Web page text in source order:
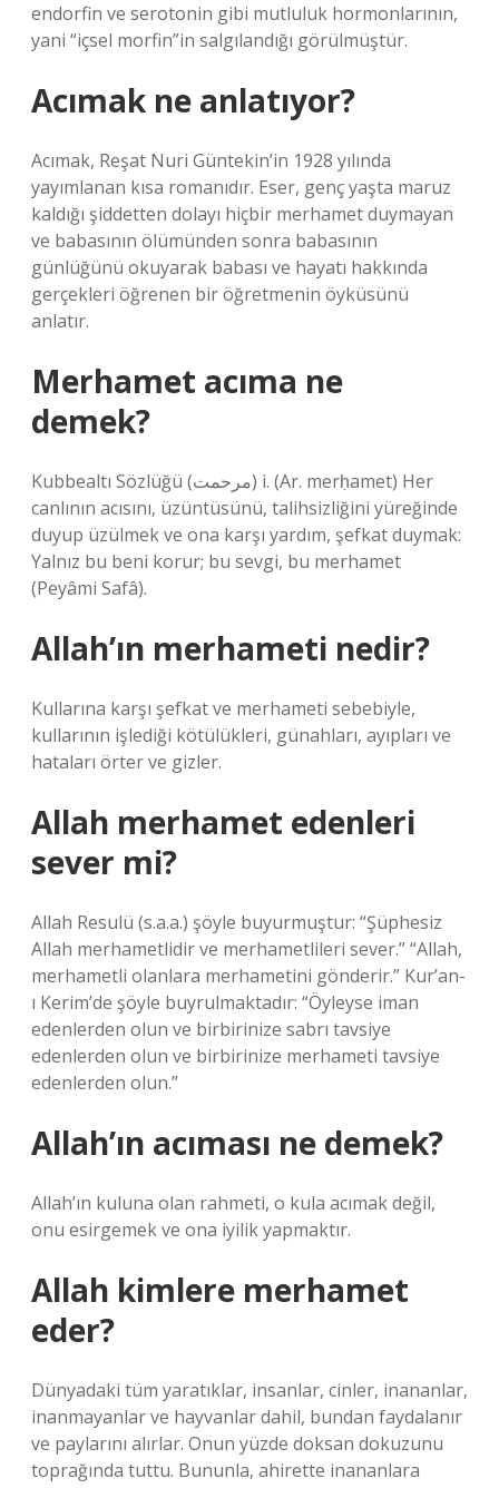
endorfin ve serotonin gibi mutluluk hormonlarının,
yani “içsel morfin”in salgılandığı görülmüştür.
Acımak ne anlatıyor?
Acımak, Reşat Nuri Güntekin’in 1928 yılında
yayımlanan kısa romanıdır. Eser, genç yaşta maruz
kaldığı şiddetten dolayı hiçbir merhamet duymayan
ve babasının ölümünden sonra babasının
günlüğünü okuyarak babası ve hayatı hakkında
gerçekleri öğrenen bir öğretmenin öyküsünü
anlatır.
Merhamet acıma ne
demek?
Kubbealtı Sözlüğü (ﻣﺮﺣﻤﺖ) i. (Ar. merḥamet) Her
canlının acısını, üzüntüsünü, talihsizliğini yüreğinde
duyup üzülmek ve ona karşı yardım, şefkat duymak:
Yalnız bu beni korur; bu sevgi, bu merhamet
(Peyâmi Safâ).
Allah’ın merhameti nedir?
Kullarına karşı şefkat ve merhameti sebebiyle,
kullarının işlediği kötülükleri, günahları, ayıpları ve
hataları örter ve gizler.
Allah merhamet edenleri
sever mi?
Allah Resulü (s.a.a.) şöyle buyurmuştur: “Şüphesiz
Allah merhametlidir ve merhametlileri sever.” “Allah,
merhametli olanlara merhametini gönderir.” Kur’an-
ı Kerim’de şöyle buyrulmaktadır: “Öyleyse iman
edenlerden olun ve birbirinize sabrı tavsiye
edenlerden olun ve birbirinize merhameti tavsiye
edenlerden olun.”
Allah’ın acıması ne demek?
Allah’ın kuluna olan rahmeti, o kula acımak değil,
onu esirgemek ve ona iyilik yapmaktır.
Allah kimlere merhamet
eder?
Dünyadaki tüm yaratıklar, insanlar, cinler, inananlar,
inanmayanlar ve hayvanlar dahil, bundan faydalanır
ve paylarını alırlar. Onun yüzde doksan dokuzunu
toprağında tuttu. Bununla, ahirette inananlara